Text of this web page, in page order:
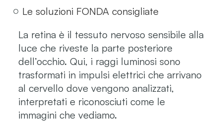
Le soluzioni FONDA consigliate
La retina è il tessuto nervoso sensibile alla
luce che riveste la parte posteriore
dell’occhio. Qui, i raggi luminosi sono
trasformati in impulsi elettrici che arrivano
al cervello dove vengono analizzati,
interpretati e riconosciuti come le
immagini che vediamo.